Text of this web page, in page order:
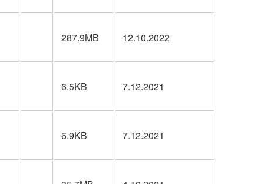
287.9MB 12.10.2022
6.5KB 7.12.2021
6.9KB 7.12.2021